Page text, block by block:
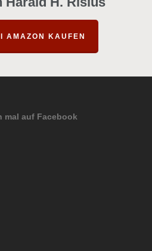
AMAZON KAUFEN
mal auf Facebook